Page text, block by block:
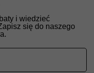
i wiedzieć
się do naszego